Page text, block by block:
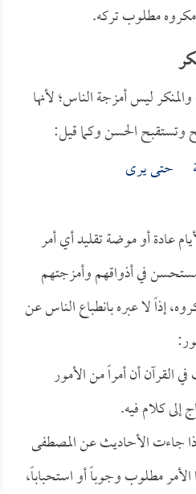
مكروه مطلوب تركه.
ليس أمزجة الناس؛ لأنها
وتستقبح الحسن وكما قيل:
حتى يرى
عادة أو موضة تقليد أي أمر
في أذواقهم وأمزجتهم
إذاً لا عبره بانطباع الناس عن
القرآن أن أمراً من الأمور
كلام فيه.
جاءت الأحاديث عن المصطفى
مطلوب وجوباً أو استحباباً،